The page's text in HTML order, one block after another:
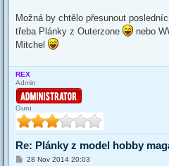
Možná by chtělo přesunout
třeba Plánky z Outerzone
nebo
Mitchel
REX
Admin
Guru
Re: Plánky z model hobby
P28 Nov 2014 20:03